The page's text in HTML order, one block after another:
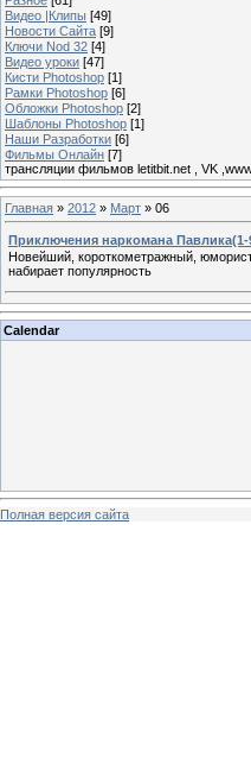
Видео |Клипы [49]
Новости Сайта [9]
Ключи Nod 32 [4]
Видео уроки [47]
Кисти Photoshop [1]
Рамки Photoshop [6]
Обложки Photoshop [2]
Шаблоны Photoshop [1]
Наши Разработки [6]
Фильмы Онлайн [7]
трансляции фильмов letitbit.net , VK
Главная » 2012 » Март » 06
Приключения наркомана Павлика(1-
Новейший, короткометражный,
набирает популярность
Calendar
Полная версия сайта